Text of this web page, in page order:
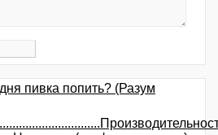
пивка попить? (Разум